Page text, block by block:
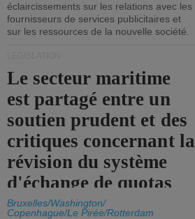
éclaircissements sur les relations avec les
fournisseurs de services publicitaires et
sur les ressources de la nouvelle société.
Le secteur maritime
est partagé entre un
soutien prudent et des
critiques concernant la
révision du système
d'échange de quotas
d'émission de l'UE.
Bruxelles/Washington/
Copenhague/Le Pirée/Rotterdam